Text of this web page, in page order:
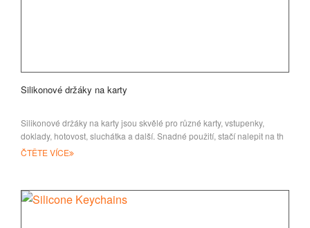
Silikonové držáky na karty
Silikonové držáky na karty jsou skvělé pro různé karty, vstupenky,
doklady, hotovost, sluchátka a další. Snadné použití, stačí nalepit na th
ČTĚTE VÍCE